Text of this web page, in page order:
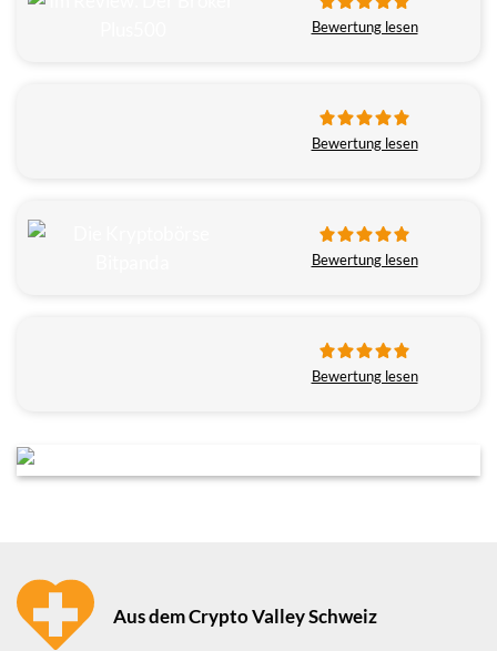
Bewertung lesen
Bewertung lesen
Bewertung lesen
Bewertung lesen
Aus dem Crypto Valley Schweiz